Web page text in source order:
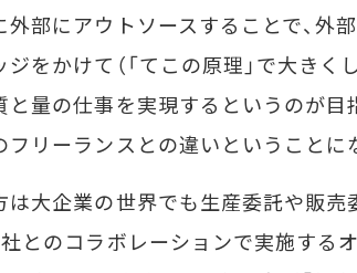
部にアウトソースすることで、外
をかけて（「てこの原理」で大きく
と量の仕事を実現するというのが目
リーランスとの違いということに
大企業の世界でも生産委託や販売
とのコラボレーションで実施する